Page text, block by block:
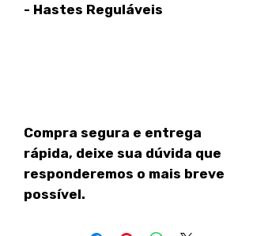
- Hastes Reguláveis
Compra segura e entrega
rápida, deixe sua dúvida que
responderemos o mais breve
possível.